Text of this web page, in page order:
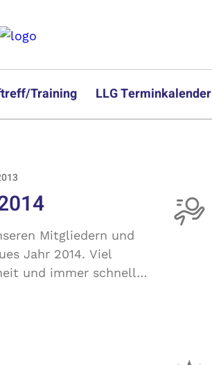
Training LLG Terminkalender
Mitgliedern und
Jahr 2014. Viel
und immer schnelle